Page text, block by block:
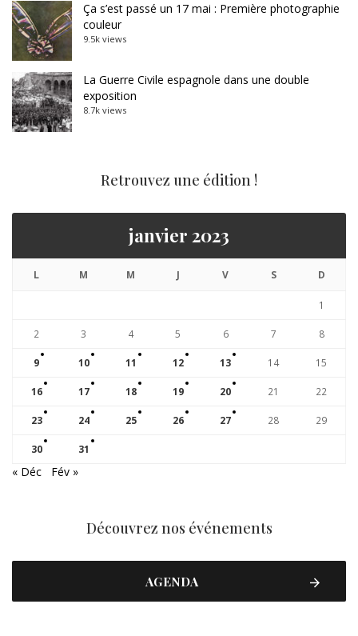
Ça s’est passé un 17 mai : Première photographie
couleur
9.5k views
La Guerre Civile espagnole dans une double
exposition
8.7k views
Retrouvez une édition !
janvier 2023
L M M J V S D
1
2 3 4 5 6 7 8
9 10 11 12 13 14 15
16 17 18 19 20 21 22
23 24 25 26 27 28 29
30 31
« Déc Fév »
Découvrez nos événements
AGENDA